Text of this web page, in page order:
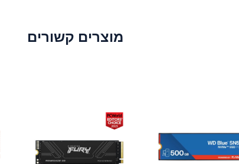
מוצרים קשורים